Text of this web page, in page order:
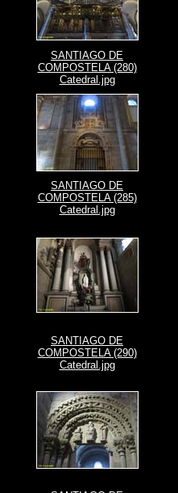
SANTIAGO DE
COMPOSTELA (280)
Catedral.jpg
SANTIAGO DE
COMPOSTELA (285)
Catedral.jpg
SANTIAGO DE
COMPOSTELA (290)
Catedral.jpg